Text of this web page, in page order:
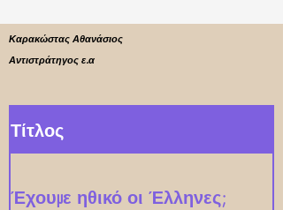
Καρακώστας Αθανάσιος
Αντιστράτηγος ε.α
Τίτλος
Έχουμε ηθικό οι Έλληνες;